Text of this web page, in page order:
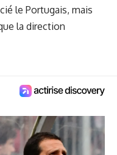
le Portugais, mais
la direction